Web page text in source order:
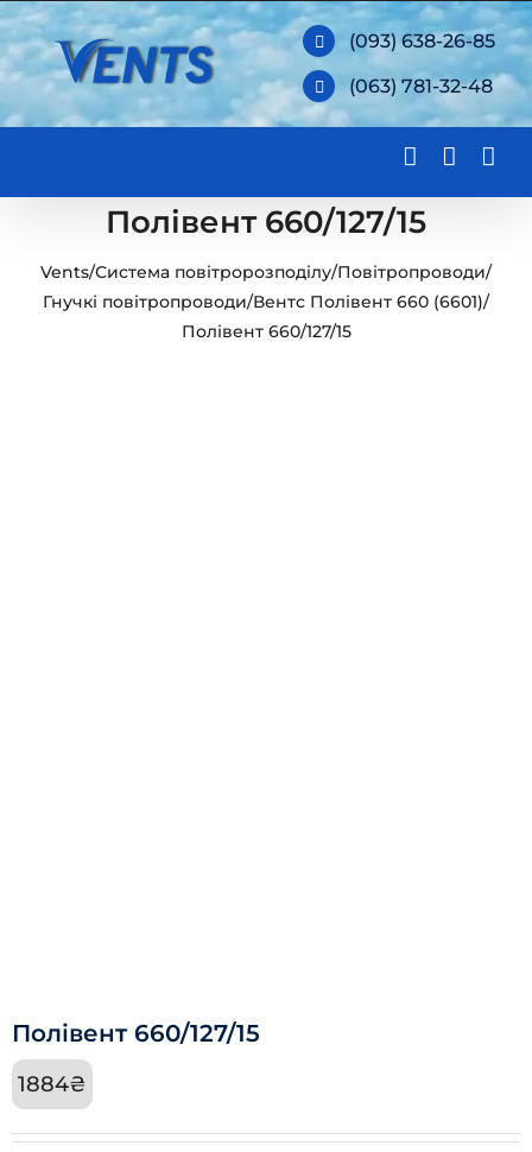
Skip
to
content
(093) 638-26-85
(063) 781-32-48
Полівент 660/127/15
Vents/Система повітророзподілу/Повітропроводи/
Гнучкі повітропроводи/Вентс Полівент 660 (6601)/
Полівент 660/127/15
Полівент 660/127/15
1884₴